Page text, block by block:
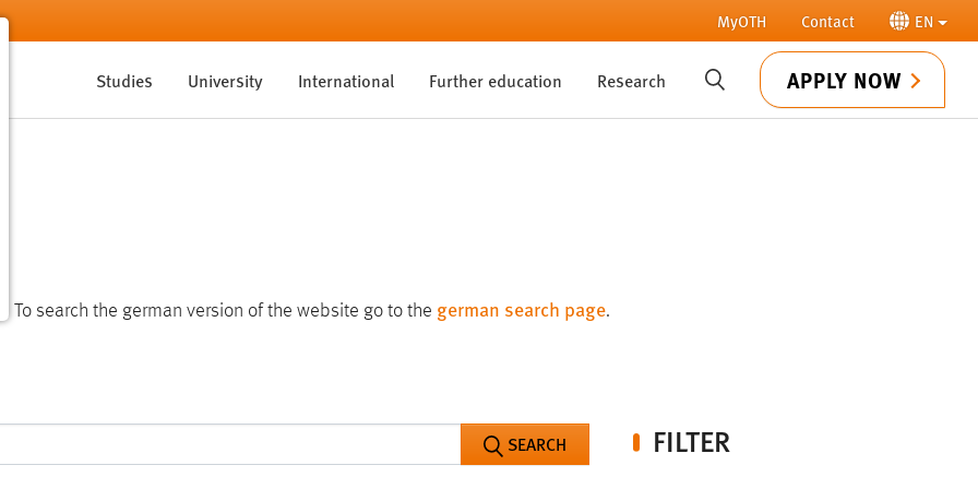
MyOTH Contact EN
Studies University International Further education Research SUCHE APPLY NOW
To search the german version of the website go to the german search page.
FILTER
SEARCH